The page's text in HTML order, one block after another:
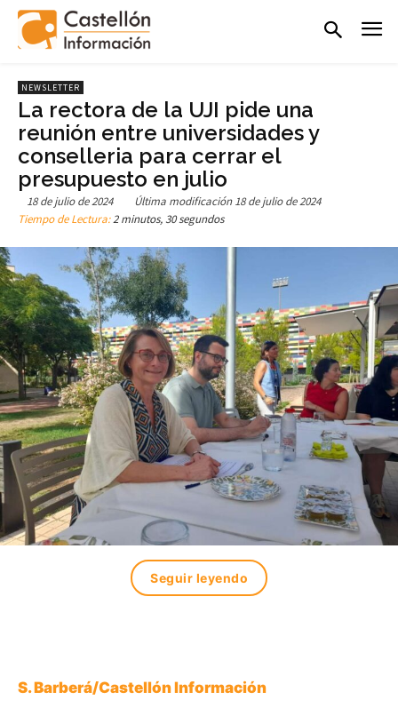
NEWSLETTER
La rectora de la UJI pide una
reunión entre universidades y
conselleria para cerrar el
presupuesto en julio
18 de julio de 2024 Última modificación 18 de julio de 2024
Tiempo de Lectura:2 minutos, 30 segundos
Seguir leyendo
S. Barberá/Castellón Información